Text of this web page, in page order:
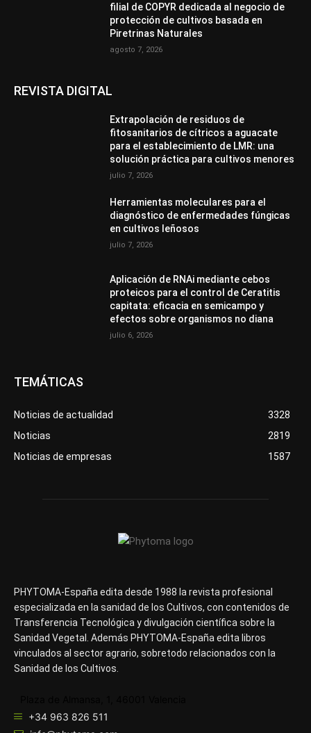
filial de COPYR dedicada al negocio de
protección de cultivos basada en
Piretrinas Naturales
agosto 7, 2026
REVISTA DIGITAL
Extrapolación de residuos de
fitosanitarios de cítricos a aguacate
para el establecimiento de LMR: una
solución práctica para cultivos menores
julio 7, 2026
Herramientas moleculares para el
diagnóstico de enfermedades fúngicas
en cultivos leñosos
julio 7, 2026
Aplicación de RNAi mediante cebos
proteicos para el control de Ceratitis
capitata: eficacia en semicampo y
efectos sobre organismos no diana
julio 6, 2026
TEMÁTICAS
Noticias de actualidad
3328
Noticias
2819
Noticias de empresas
1587
PHYTOMA-España edita desde 1988 la revista profesional
especializada en la sanidad de los Cultivos, con contenidos de
Transferencia Tecnológica y divulgación científica sobre la
Sanidad Vegetal. Además PHYTOMA-España edita libros
vinculados al sector agrario, sobretodo relacionados con la
Sanidad de los Cultivos.
+34 963 826 511